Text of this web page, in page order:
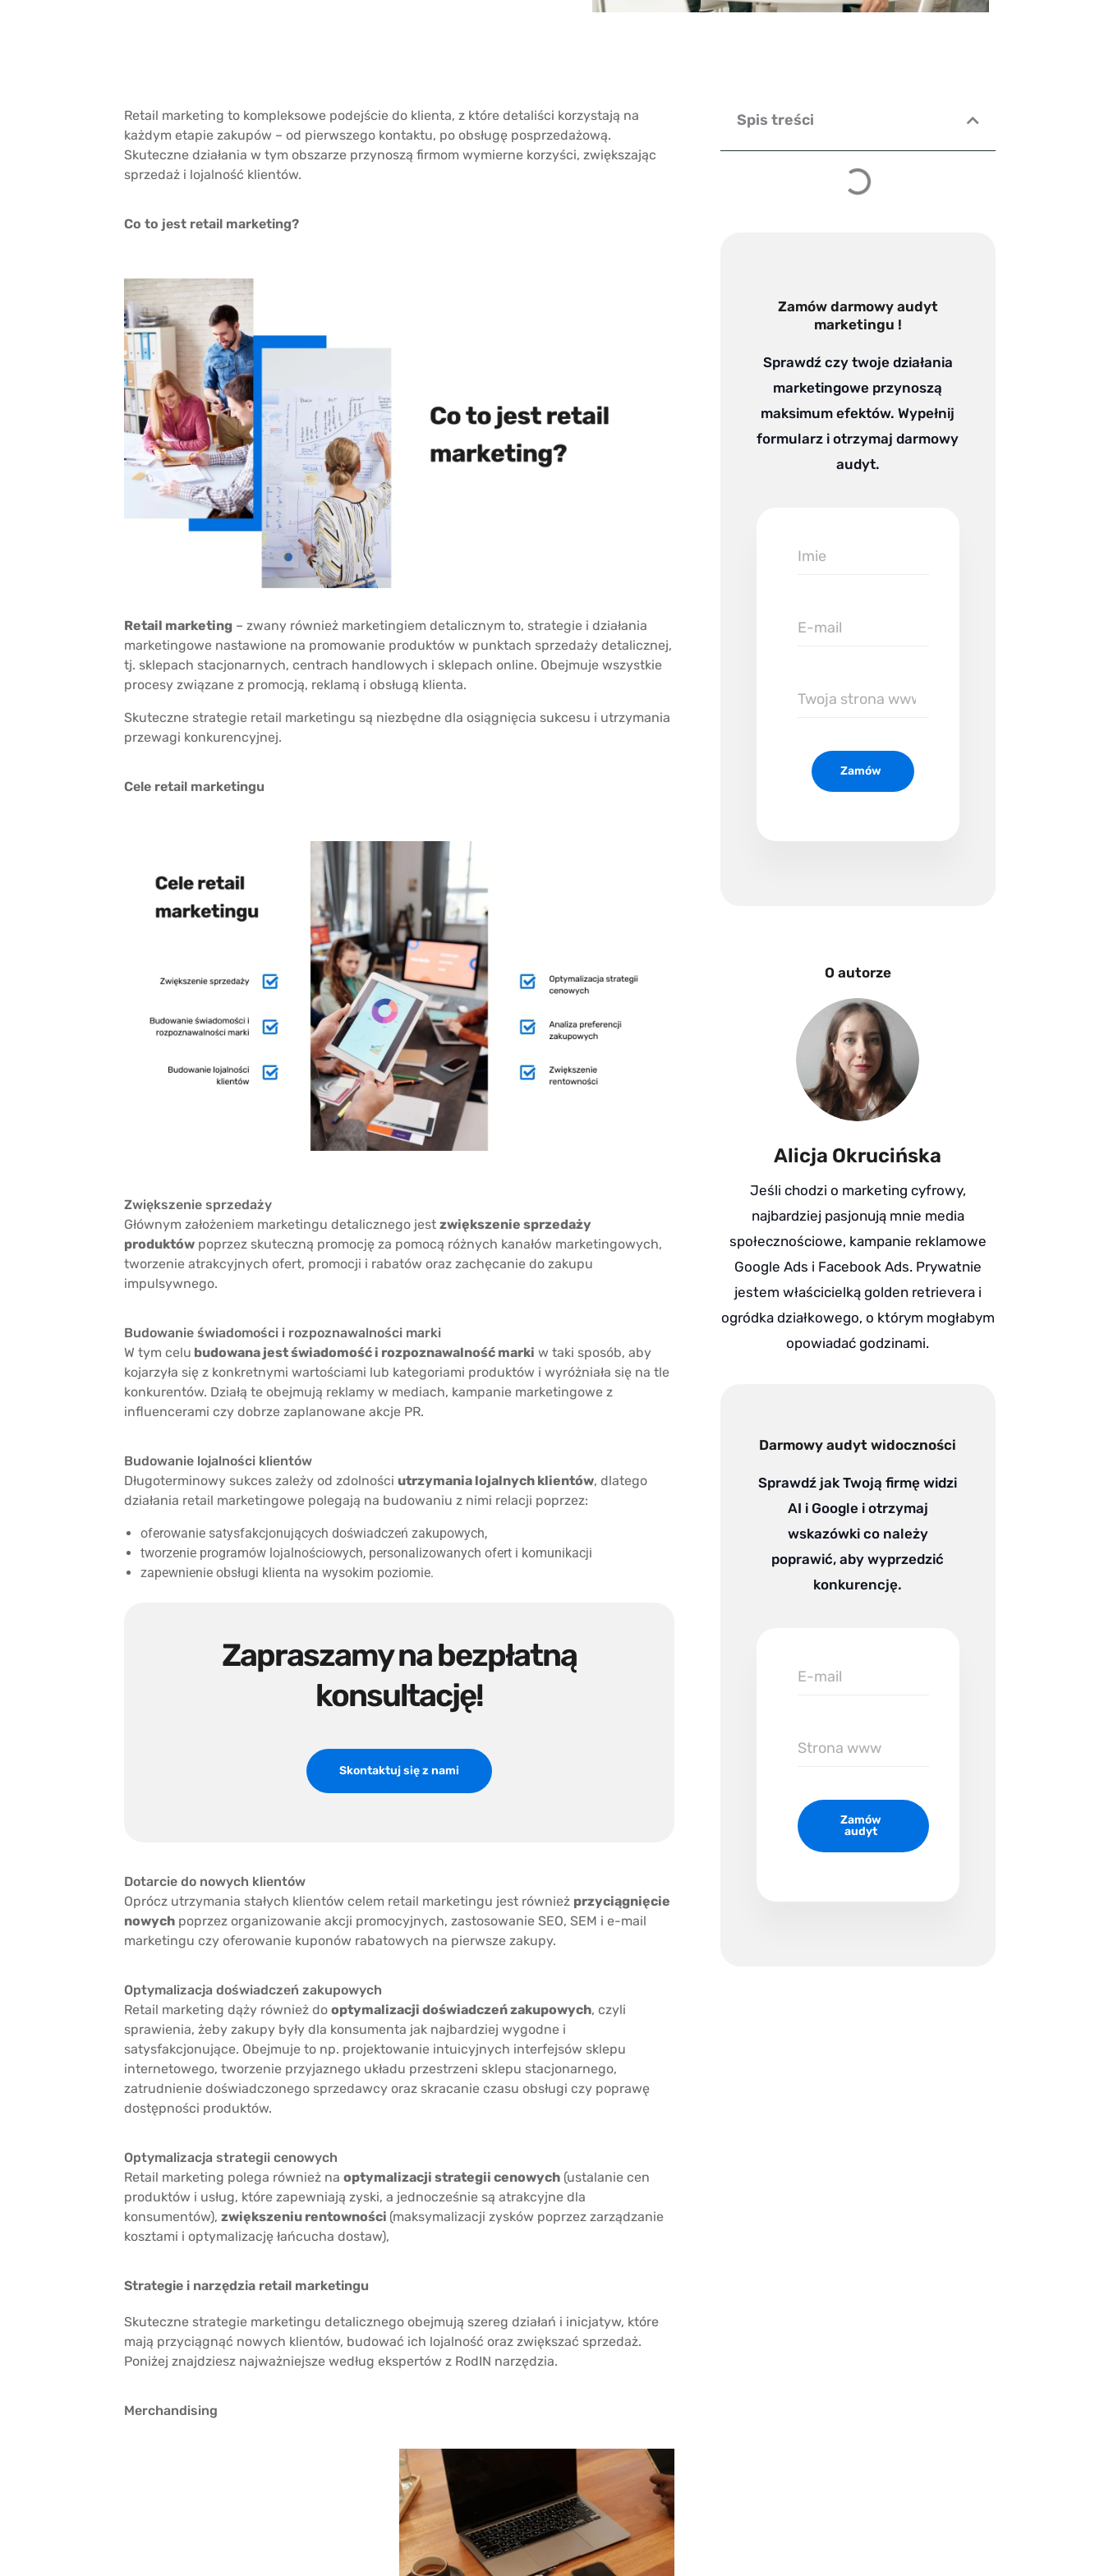
Retail marketing to kompleksowe podejście do klienta, z które detaliści korzystają na
każdym etapie zakupów – od pierwszego kontaktu, po obsługę posprzedażową.
Skuteczne działania w tym obszarze przynoszą firmom wymierne korzyści, zwiększając
sprzedaż i lojalność klientów.
Co to jest retail marketing?
Retail marketing– zwany również marketingiem detalicznym to, strategie i działania
marketingowe nastawione na promowanie produktów w punktach sprzedaży detalicznej,
tj. sklepach stacjonarnych, centrach handlowych i sklepach online. Obejmuje wszystkie
procesy związane z promocją, reklamą i obsługą klienta.
Skuteczne strategie retail marketingu są niezbędne dla osiągnięcia sukcesu i utrzymania
przewagi konkurencyjnej.
Cele retail marketingu
Zwiększenie sprzedaży
Głównym założeniem marketingu detalicznego jest zwiększenie sprzedaży
produktówpoprzez skuteczną promocję za pomocą różnych kanałów marketingowych,
tworzenie atrakcyjnych ofert, promocji i rabatów oraz zachęcanie do zakupu
impulsywnego.
Budowanie świadomości i rozpoznawalności marki
W tym celu budowana jest świadomość i rozpoznawalność marki w taki sposób, aby
kojarzyła się z konkretnymi wartościami lub kategoriami produktów i wyróżniała się na tle
konkurentów. Działą te obejmują reklamy w mediach, kampanie marketingowe z
influencerami czy dobrze zaplanowane akcje PR.
Budowanie lojalności klientów
Długoterminowy sukces zależy od zdolności utrzymania lojalnych klientów, dlatego
działania retail marketingowe polegają na budowaniu z nimi relacji poprzez:
oferowanie satysfakcjonujących doświadczeń zakupowych,
tworzenie programów lojalnościowych, personalizowanych ofert i komunikacji
zapewnienie obsługi klienta na wysokim poziomie.
Zapraszamy na bezpłatną
konsultację!
Skontaktuj się z nami
Dotarcie do nowych klientów
Oprócz utrzymania stałych klientów celem retail marketingu jest również przyciągnięcie
nowychpoprzez organizowanie akcji promocyjnych, zastosowanie SEO, SEM i e-mail
marketingu czy oferowanie kuponów rabatowych na pierwsze zakupy.
Optymalizacja doświadczeń zakupowych
Retail marketing dąży również do optymalizacji doświadczeń zakupowych, czyli
sprawienia, żeby zakupy były dla konsumenta jak najbardziej wygodne i
satysfakcjonujące. Obejmuje to np. projektowanie intuicyjnych interfejsów sklepu
internetowego, tworzenie przyjaznego układu przestrzeni sklepu stacjonarnego,
zatrudnienie doświadczonego sprzedawcy oraz skracanie czasu obsługi czy poprawę
dostępności produktów.
Optymalizacja strategii cenowych
Retail marketing polega również na optymalizacji strategii cenowych(ustalanie cen
produktów i usług, które zapewniają zyski, a jednocześnie są atrakcyjne dla
konsumentów), zwiększeniu rentowności (maksymalizacji zysków poprzez zarządzanie
kosztami i optymalizację łańcucha dostaw),
Strategie i narzędzia retail marketingu
Skuteczne strategie marketingu detalicznego obejmują szereg działań i inicjatyw, które
mają przyciągnąć nowych klientów, budować ich lojalność oraz zwiększać sprzedaż.
Poniżej znajdziesz najważniejsze według ekspertów z RodIN narzędzia.
Merchandising
Spis treści
Zamów darmowy audyt
marketingu !
Sprawdź czy twoje działania
marketingowe przynoszą
maksimum efektów. Wypełnij
formularz i otrzymaj darmowy
audyt.
Imie
E-
Twoja
Zamów
O autorze
Alicja Okrucińska
Jeśli chodzi o marketing cyfrowy,
najbardziej pasjonują mnie media
społecznościowe, kampanie reklamowe
Google Ads i Facebook Ads. Prywatnie
jestem właścicielką golden retrievera i
ogródka działkowego, o którym mogłabym
opowiadać godzinami.
Darmowy audyt widoczności
Sprawdź jak Twoją firmę widzi
AI i Google i otrzymaj
wskazówki co należy
poprawić, aby wyprzedzić
konkurencję.
E-
Zamów
audyt